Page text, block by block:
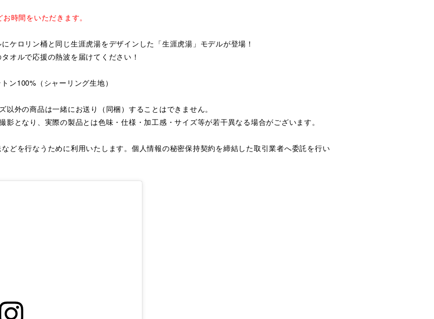
時間をいただきます。
ケロリン桶と同じ生涯虎湯をデザインした「生涯虎湯」モデルが登場！
オルで応援の熱波を届けてください！
ン100%（シャーリング生地）
外の商品は一緒にお送り（同梱）することはできません。
影となり、実際の製品とは色味・仕様・加工感・サイズ等が若干異なる場合がございます。
どを行なうために利用いたします。個人情報の秘密保持契約を締結した取引業者へ委託を行い